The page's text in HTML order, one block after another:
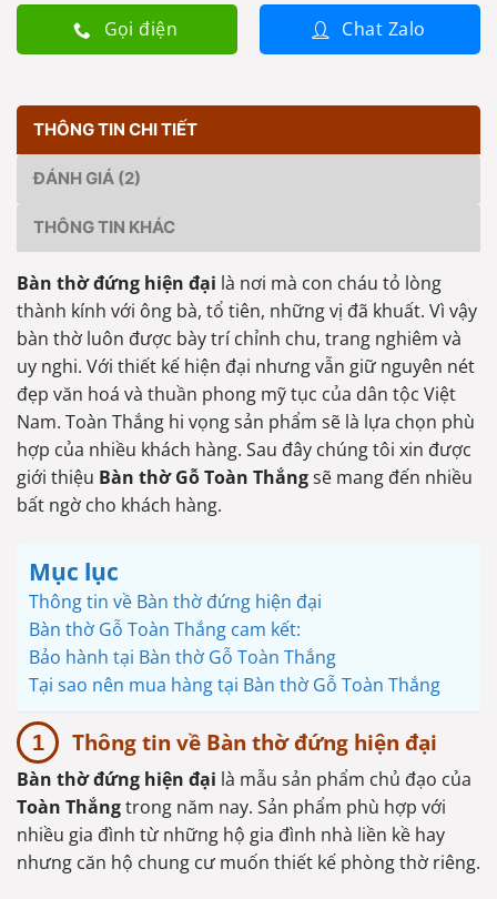
Gọi điện Chat Zalo
THÔNG TIN CHI TIẾT
ĐÁNH GIÁ (2)
THÔNG TIN KHÁC
Bàn thờ đứng hiện đại là nơi mà con cháu tỏ lòng
thành kính với ông bà, tổ tiên, những vị đã khuất. Vì vậy
bàn thờ luôn được bày trí chỉnh chu, trang nghiêm và
uy nghi. Với thiết kế hiện đại nhưng vẫn giữ nguyên nét
đẹp văn hoá và thuần phong mỹ tục của dân tộc Việt
Nam. Toàn Thắng hi vọng sản phẩm sẽ là lựa chọn phù
hợp của nhiều khách hàng. Sau đây chúng tôi xin được
giới thiệu Bàn thờ Gỗ Toàn Thắngsẽ mang đến nhiều
bất ngờ cho khách hàng.
Mục lục
Thông tin về Bàn thờ đứng hiện đại
Bàn thờ Gỗ Toàn Thắng cam kết:
Bảo hành tại Bàn thờ Gỗ Toàn Thắng
Tại sao nên mua hàng tại Bàn thờ Gỗ Toàn Thắng
Thông tin về Bàn thờ đứng hiện đại
Bàn thờ đứng hiện đại là mẫu sản phẩm chủ đạo của
Toàn Thắngtrong năm nay. Sản phẩm phù hợp với
nhiều gia đình từ những hộ gia đình nhà liền kề hay
nhưng căn hộ chung cư muốn thiết kế phòng thờ riêng.